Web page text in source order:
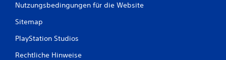
Nutzungsbedingungen für die Website
Sitemap
PlayStation Studios
Rechtliche Hinweise